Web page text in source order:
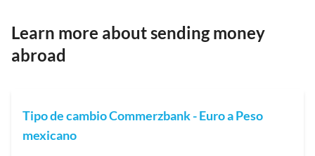
Learn more about sending money
abroad
Tipo de cambio Commerzbank - Euro a Peso
mexicano